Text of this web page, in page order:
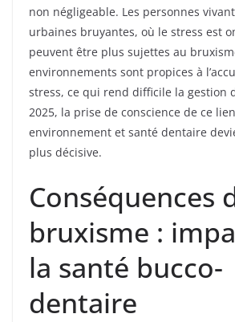
non négligeable. Les personnes
urbaines bruyantes, où le stress est
peuvent être plus sujettes au
environnements sont propices à
stress, ce qui rend difficile la gestion
2025, la prise de conscience de ce
environnement et santé dentaire
plus décisive.
Conséquences
bruxisme :
la santé bucco-
dentaire